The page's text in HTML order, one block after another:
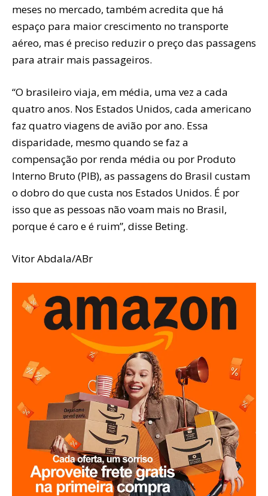
meses no mercado, também acredita que há
espaço para maior crescimento no transporte
aéreo, mas é preciso reduzir o preço das passagens
para atrair mais passageiros.
“O brasileiro viaja, em média, uma vez a cada
quatro anos. Nos Estados Unidos, cada americano
faz quatro viagens de avião por ano. Essa
disparidade, mesmo quando se faz a
compensação por renda média ou por Produto
Interno Bruto (PIB), as passagens do Brasil custam
o dobro do que custa nos Estados Unidos. É por
isso que as pessoas não voam mais no Brasil,
porque é caro e é ruim”, disse Beting.
Vitor Abdala/ABr